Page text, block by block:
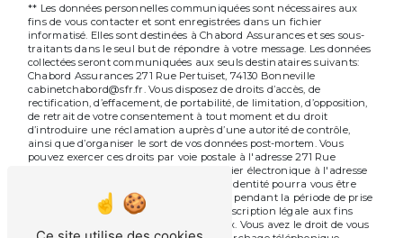
** Les données personnelles communiquées sont nécessaires aux
fins de vous contacter et sont enregistrées dans un fichier
informatisé. Elles sont destinées à Chabord Assurances et ses sous-
traitants dans le seul but de répondre à votre message. Les données
collectées seront communiquées aux seuls destinataires suivants:
Chabord Assurances 271 Rue Pertuiset, 74130 Bonneville
cabinetchabord@sfr.fr. Vous disposez de droits d’accès, de
rectification, d’effacement, de portabilité, de limitation, d’opposition,
de retrait de votre consentement à tout moment et du droit
d’introduire une réclamation auprès d’une autorité de contrôle,
ainsi que d’organiser le sort de vos données post-mortem. Vous
pouvez exercer ces droits par voie postale à l'adresse 271 Rue
Pertuiset, 74130 Bonneville ou par courrier électronique à l'adresse
cabinetchabord@sfr.fr. Un justificatif d'identité pourra vous être
demandé. Nous conservons vos données pendant la période de prise
de contact puis pendant la durée de prescription légale aux fins
probatoires et de gestion des contentieux. Vous avez le droit de vous